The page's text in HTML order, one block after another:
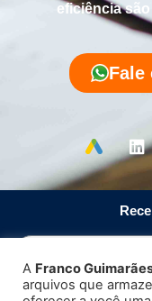
eficiência
Fale
A Franco
arquivos que